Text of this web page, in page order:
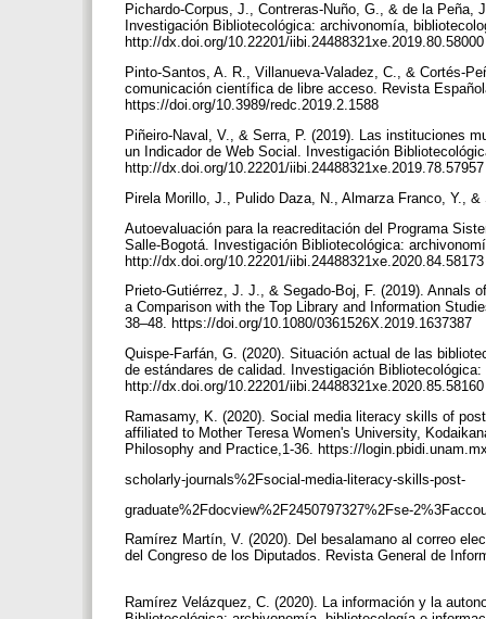
Pichardo-Corpus, J., Contreras-Nuño, G., & de la
Investigación Bibliotecológica: archivonomía,
http://dx.doi.org/10.22201/
Pinto-Santos, A. R., Villanueva-Valadez, C., & Cortés-
comunicación científica de libre acceso. Revista
https://doi.org/10.3989/redc.2019.2.1588
Piñeiro-Naval, V., & Serra, P. (2019). Las instituciones
un Indicador de Web Social. Investigación
http://dx.doi.org/10.22201/
Pirela Morillo, J., Pulido Daza, N., Almarza Franco, Y.,
Autoevaluación para la reacreditación del Programa
Salle-Bogotá. Investigación Bibliotecológica:
http://dx.doi.org/10.22201/
Prieto-Gutiérrez, J. J., & Segado-Boj, F. (2019). Annals
a Comparison with the Top Library and Information
38–48. https://doi.org/10.1080/0361526X.2019.1637387
Quispe-Farfán, G. (2020). Situación actual de las
de estándares de calidad. Investigación
http://dx.doi.org/10.22201/
Ramasamy, K. (2020). Social media literacy skills of
affiliated to Mother Teresa Women's University,
Philosophy and Practice,1-36. https://
scholarly-journals%2Fsocial-media-literacy-skills-post-
graduate%2Fdocview%2F2450797327%2Fse-
Ramírez Martín, V. (2020). Del besalamano al correo
del Congreso de los Diputados. Revista General de
Ramírez Velázquez, C. (2020). La información y la